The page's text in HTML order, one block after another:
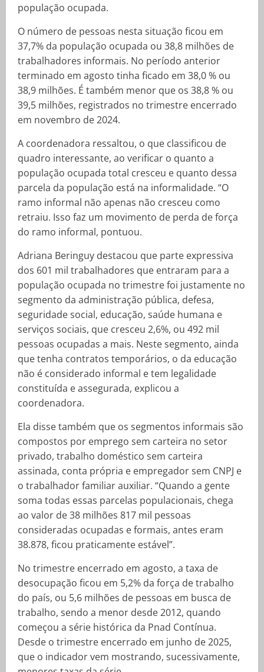
população ocupada.
O número de pessoas nesta situação ficou em
37,7% da população ocupada ou 38,8 milhões de
trabalhadores informais. No período anterior
terminado em agosto tinha ficado em 38,0 % ou
38,9 milhões. É também menor que os 38,8 % ou
39,5 milhões, registrados no trimestre encerrado
em novembro de 2024.
A coordenadora ressaltou, o que classificou de
quadro interessante, ao verificar o quanto a
população ocupada total cresceu e quanto dessa
parcela da população está na informalidade. “O
ramo informal não apenas não cresceu como
retraiu. Isso faz um movimento de perda de força
do ramo informal, pontuou.
Adriana Beringuy destacou que parte expressiva
dos 601 mil trabalhadores que entraram para a
população ocupada no trimestre foi justamente no
segmento da administração pública, defesa,
seguridade social, educação, saúde humana e
serviços sociais, que cresceu 2,6%, ou 492 mil
pessoas ocupadas a mais. Neste segmento, ainda
que tenha contratos temporários, o da educação
não é considerado informal e tem legalidade
constituída e assegurada, explicou a
coordenadora.
Ela disse também que os segmentos informais são
compostos por emprego sem carteira no setor
privado, trabalho doméstico sem carteira
assinada, conta própria e empregador sem CNPJ e
o trabalhador familiar auxiliar. “Quando a gente
soma todas essas parcelas populacionais, chega
ao valor de 38 milhões 817 mil pessoas
consideradas ocupadas e formais, antes eram
38.878, ficou praticamente estável”.
No trimestre encerrado em agosto, a taxa de
desocupação ficou em 5,2% da força de trabalho
do país, ou 5,6 milhões de pessoas em busca de
trabalho, sendo a menor desde 2012, quando
começou a série histórica da Pnad Contínua.
Desde o trimestre encerrado em junho de 2025,
que o indicador vem mostrando, sucessivamente,